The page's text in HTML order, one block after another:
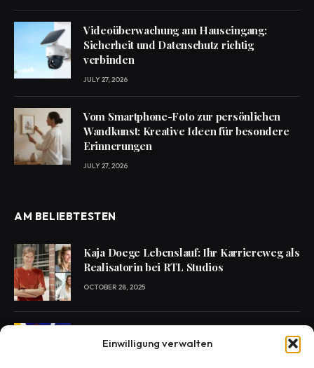
Einwilligung verwalten
Videoüberwachung am Hauseingang:
Sicherheit und Datenschutz richtig
verbinden
JULY 27, 2026
Vom Smartphone-Foto zur persönlichen
Wandkunst: Kreative Ideen für besondere
Erinnerungen
JULY 27, 2026
AM BELIEBTESTEN
Kaja Doege Lebenslauf: Ihr Karriereweg als
Realisatorin bei RTL Studios
OCTOBER 28, 2025
Medien berichten, offiziell nichts bestätigt